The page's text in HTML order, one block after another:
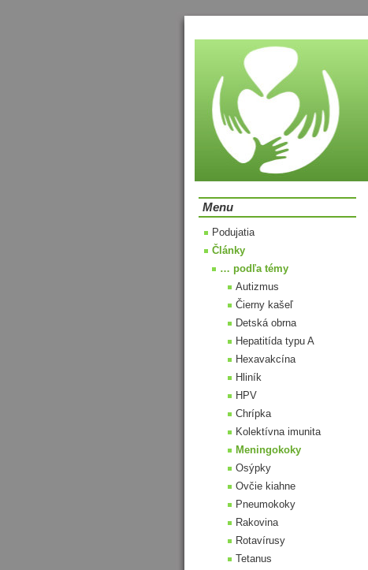
Menu
Podujatia
Články
… podľa témy
Autizmus
Čierny kašeľ
Detská obrna
Hepatitída typu A
Hexavakcína
Hliník
HPV
Chrípka
Kolektívna imunita
Meningokoky
Osýpky
Ovčie kiahne
Pneumokoky
Rakovina
Rotavírusy
Tetanus